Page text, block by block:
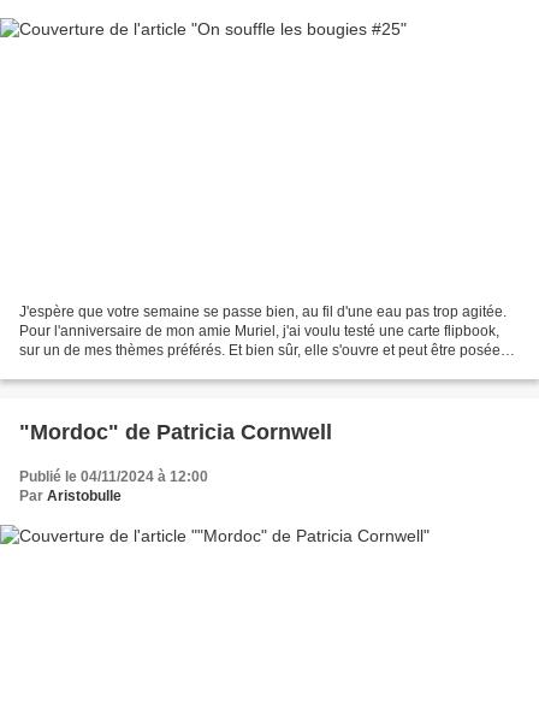
J'espère que votre semaine se passe bien, au fil d'une eau pas trop agitée.
Pour l'anniversaire de mon amie Muriel, j'ai voulu testé une carte flipbook,
sur un de mes thèmes préférés. Et bien sûr, elle s'ouvre et peut être posée
"Mordoc" de Patricia Cornwell
Publié le 04/11/2024 à 12:00
Par Aristobulle